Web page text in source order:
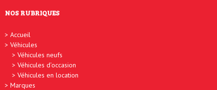
NOS RUBRIQUES
Accueil
Véhicules
Véhicules neufs
Véhicules d’occasion
Véhicules en location
Marques